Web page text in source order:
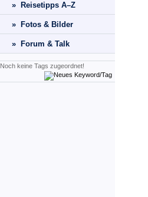
» Reisetipps A–Z
» Fotos & Bilder
» Forum & Talk
Noch keine Tags zugeordnet!